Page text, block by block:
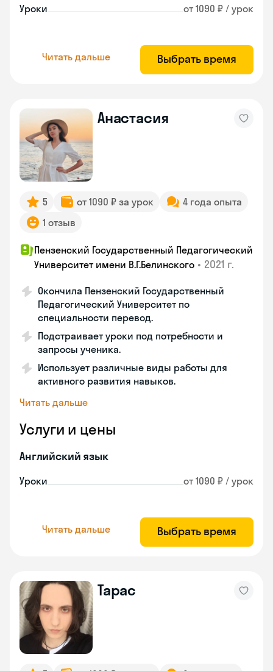
Уроки от 1090 ₽ / урок
Читать дальше Выбрать время
Анастасия
5 от 1090 ₽ за урок
4 года опыта
1 отзыв
Пензенский Государственный Педагогический
Университет имени В.Г.Белинского • 2021 г.
Окончила Пензенский Государственный
Педагогический Университет по
специальности перевод.
Подстраивает уроки под потребности и
запросы ученика.
Использует различные виды работы для
активного развития навыков.
Читать дальше
Услуги и цены
Английский язык
Уроки от 1090 ₽ / урок
Читать дальше Выбрать время
Тарас